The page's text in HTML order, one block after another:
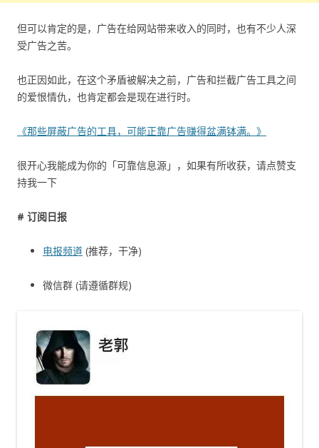
但可以肯定的是，广告在给网站带来收入的同时，也有不少人深
受广告之苦。
也正因如此，在这个矛盾被解决之前，广告和拦截广告工具之间
的爱恨情仇，也肯定都会是现在进行时。
《那些屏蔽广告的工具，可能正靠广告赚得盆满钵满。》
很开心我能成为你的「可靠信息源」，如果有所收获，请点赞支
持我一下
# 订阅日报
电报频道 (推荐，干净)
微信群 (请遵循群规)